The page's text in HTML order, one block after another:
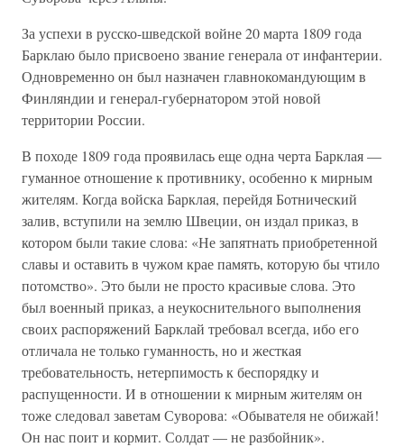
За успехи в русско-шведской войне 20 марта 1809 года
Барклаю было присвоено звание генерала от инфантерии.
Одновременно он был назначен главнокомандующим в
Финляндии и генерал-губернатором этой новой
территории России.
В походе 1809 года проявилась еще одна черта Барклая —
гуманное отношение к противнику, особенно к мирным
жителям. Когда войска Барклая, перейдя Ботнический
залив, вступили на землю Швеции, он издал приказ, в
котором были такие слова: «Не запятнать приобретенной
славы и оставить в чужом крае память, которую бы чтило
потомство». Это были не просто красивые слова. Это
был военный приказ, а неукоснительного выполнения
своих распоряжений Барклай требовал всегда, ибо его
отличала не только гуманность, но и жесткая
требовательность, нетерпимость к беспорядку и
распущенности. И в отношении к мирным жителям он
тоже следовал заветам Суворова: «Обывателя не обижай!
Он нас поит и кормит. Солдат — не разбойник».